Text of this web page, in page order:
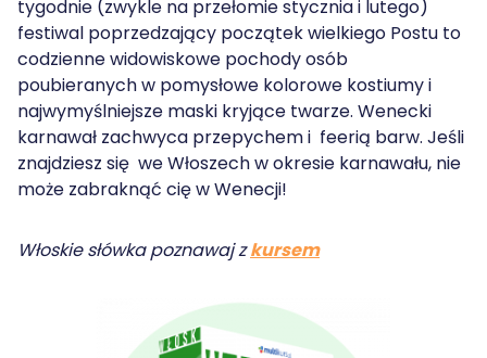
tygodnie (zwykle na przełomie stycznia i lutego)
festiwal poprzedzający początek wielkiego Postu to
codzienne widowiskowe pochody osób
poubieranych w pomysłowe kolorowe kostiumy i
najwymyślniejsze maski kryjące twarze. Wenecki
karnawał zachwyca przepychem i feerią barw. Jeśli
znajdziesz się we Włoszech w okresie karnawału, nie
może zabraknąć cię w Wenecji!
Włoskie słówka poznawaj zkursem